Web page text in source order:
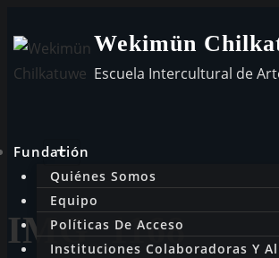
Wekimün
Escuela Intercultural de
Fundación
Quiénes Somos
Equipo
Políticas De Acceso
Instituciones Colaboradoras Y
IMG_1168